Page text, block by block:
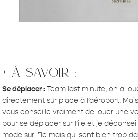
+ à savoir :
Se déplacer :Team last minute, on a
directement sur place à l’aéroport.
vous conseille vraiment de louer une
pour se déplacer sur l’île et je
mode sur l’île mais qui sont bien trop